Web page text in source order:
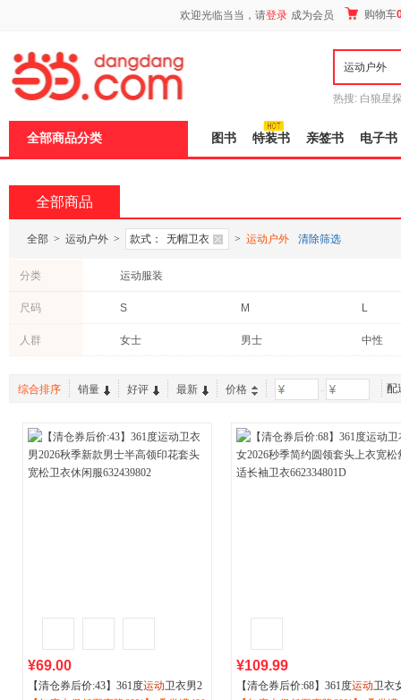
欢迎光临当当，请登录 成为会员 购物车
热搜: 白狼星
全部商品分类 图书 特装书 亲签书 电子书
全部商品
全部 > 运动户外 > 款式： 无帽卫衣 > 运动户外 清除筛选
分类 运动服装
尺码 S M L
人群 女士 男士 中性
综合排序 销量 好评 最新 价格 - 配
¥69.00
【清仓券后价:43】361度运动卫衣男2
¥109.99
【清仓券后价:68】361度运动卫衣
页
加